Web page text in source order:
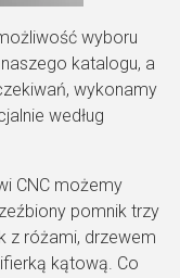
wyboru
katalogu, a
wykonamy
według
CNC możemy
pomnik trzy
z różami, drzewem
kątową. Co